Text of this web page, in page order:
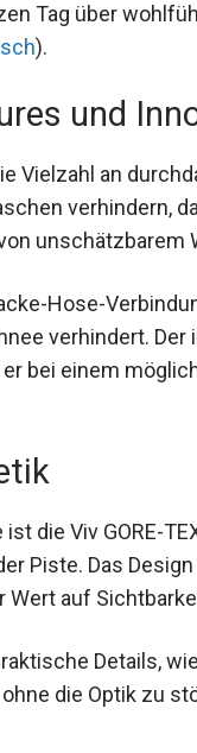
Tag über
und
Vielzahl an
verhindern,
unschätzbarem
Hose-
verhindert. Der
bei einem
die Viv GORE-
Piste. Das
nur Wert auf
Details,
Stauraum
und modern.